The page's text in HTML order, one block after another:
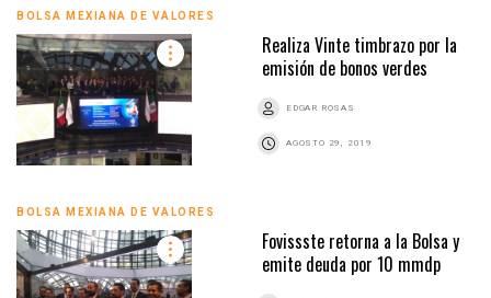
BOLSA MEXIANA DE VALORES
Realiza Vinte timbrazo por la
emisión de bonos verdes
EDGAR ROSAS
AGOSTO 29, 2019
BOLSA MEXIANA DE VALORES
Fovissste retorna a la Bolsa y
emite deuda por 10 mmdp